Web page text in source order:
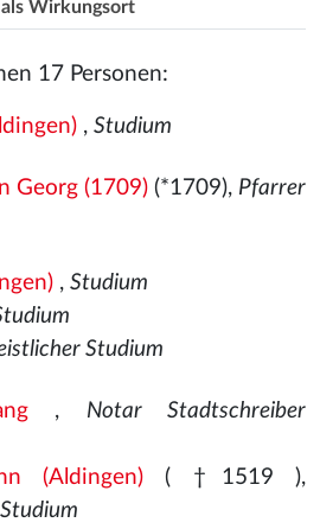
als Wirkungsort
17 Personen:
, Studium
Georg (1709)(*1709), Pfarrer
, Studium
Studium
, Notar Stadtschreiber
(Aldingen) ( †1519 ),